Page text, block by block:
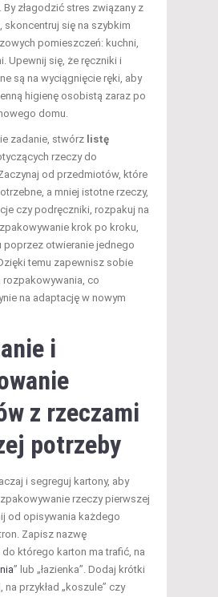
By złagodzić stres związany z
skoncentruj się na szybkim
pomieszczeń: kuchni,
Upewnij się, że ręczniki i
są na wyciągnięcie ręki, aby
higienę osobistą zaraz po
domu.
zadanie, stwórz listę
rzeczy do
od przedmiotów, które
a mniej istotne rzeczy,
czy podręczniki, rozpakuj na
krok po kroku,
poprzez otwieranie jednego
temu zapewnisz sobie
rozpakowywania, co
na adaptację w nowym
i
z rzeczami
potrzeby
i segreguj kartony, aby
rzeczy pierwszej
od opisywania każdego
Zapisz nazwę
którego karton ma trafić, na
” lub „łazienka”. Dodaj krótki
przykład „koszule” czy